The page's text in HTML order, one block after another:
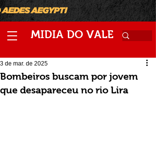
MIDIA DO VALE
Bombeiros buscam por jovem
que desapareceu no rio Lira
3 de mar. de 2025